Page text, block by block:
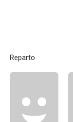
Reparto